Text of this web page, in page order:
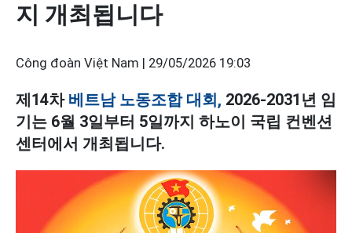
지 개최됩니다
Công đoàn Việt Nam | 29/05/2026 19:03
제14차 베트남 노동조합 대회, 2026-2031년 임
기는 6월 3일부터 5일까지 하노이 국립 컨벤션
센터에서 개최됩니다.